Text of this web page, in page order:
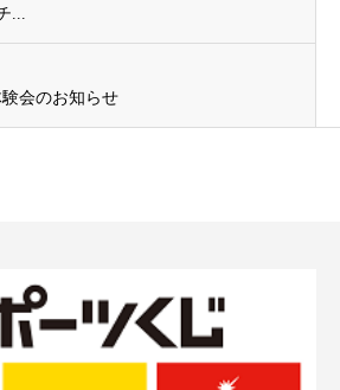
...
会のお知らせ